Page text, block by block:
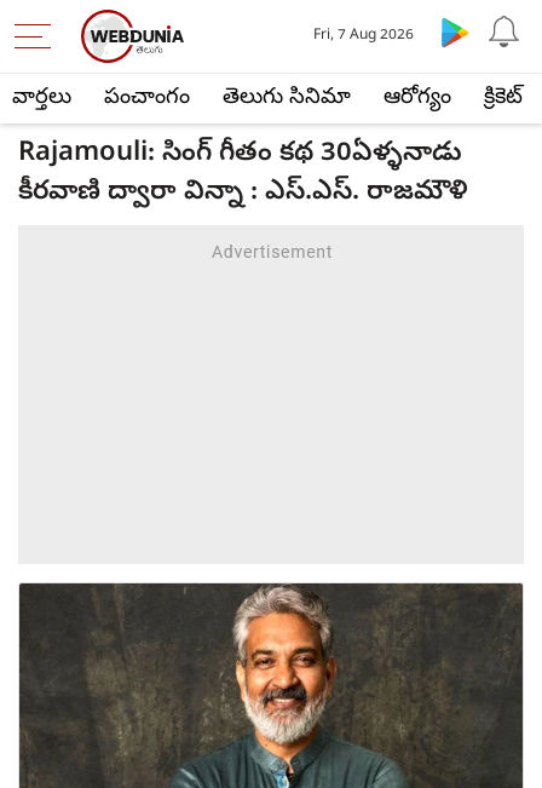
వార్తలు పంచాంగం తెలుగు సినిమా ఆరోగ్యం క్రికెట్
Fri, 7 Aug 2026
Rajamouli: సింగ్ గీతం కథ 30ఏళ్ళనాడు
కీరవాణి ద్వారా విన్నా : ఎస్.ఎస్. రాజమౌళి